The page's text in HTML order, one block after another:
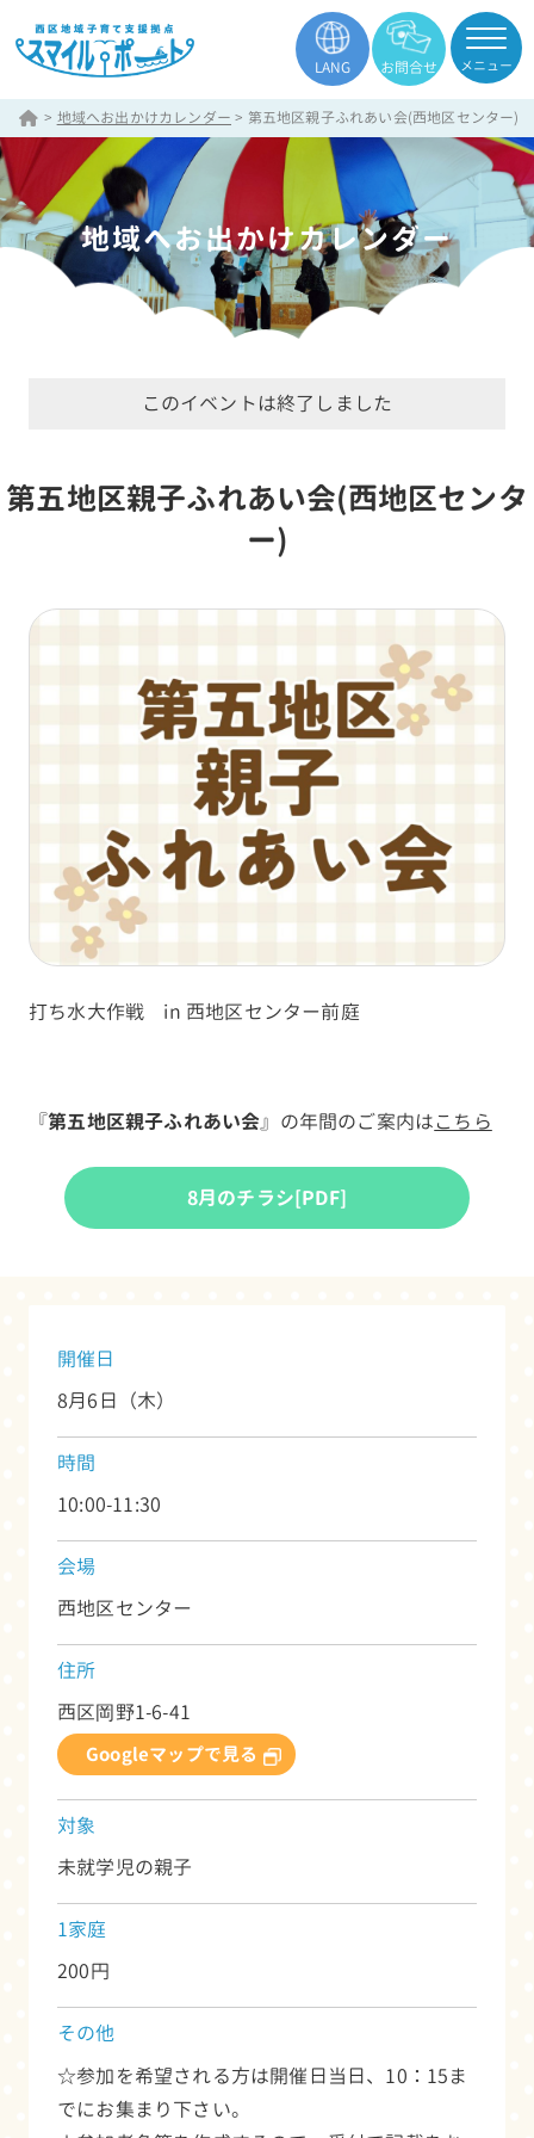
LANG お問合せ メニュー
> 地域へお出かけカレンダー > 第五地区親子ふれあい会(西地区センター)
地域へお出かけカレンダー
このイベントは終了しました
第五地区親子ふれあい会(西地区センタ
ー)
打ち水大作戦 in 西地区センター前庭
『第五地区親子ふれあい会』の年間のご案内はこちら
8月のチラシ[PDF]
開催日
8月6日（木）
時間
10:00-11:30
会場
西地区センター
住所
西区岡野1-6-41
Googleマップで見る
対象
未就学児の親子
1家庭
200円
その他
☆参加を希望される方は開催日当日、10：15ま
でにお集まり下さい。